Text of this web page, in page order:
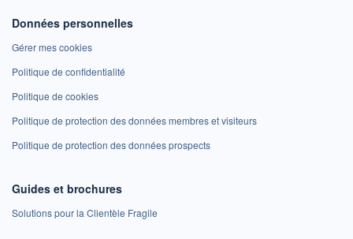
Données personnelles
Gérer mes cookies
Politique de confidentialité
Politique de cookies
Politique de protection des données membres et visiteurs
Politique de protection des données prospects
Guides et brochures
Solutions pour la Clientèle Fragile